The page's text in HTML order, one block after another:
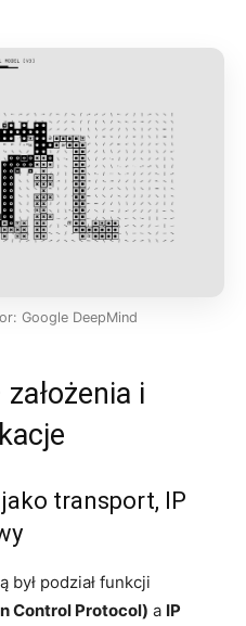
Google DeepMind
i
transport, IP
był podział funkcji
Control Protocol) a IP